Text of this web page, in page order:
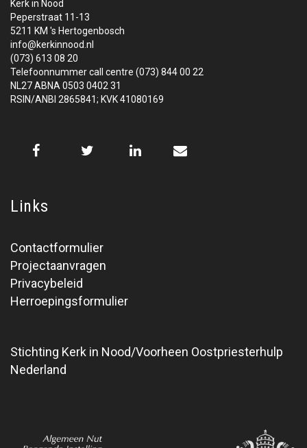
Kerk in Nood
Peperstraat 11-13
5211 KM 's Hertogenbosch
info@kerkinnood.nl
(073) 613 08 20
Telefoonnummer call centre (073) 844 00 22
NL27 ABNA 0503 0402 31
RSIN/ANBI 2865841; KVK 41080169
Links
Contactformulier
Projectaanvragen
Privacybeleid
Herroepingsformulier
Stichting Kerk in Nood/Voorheen Oostpriesterhulp
Nederland